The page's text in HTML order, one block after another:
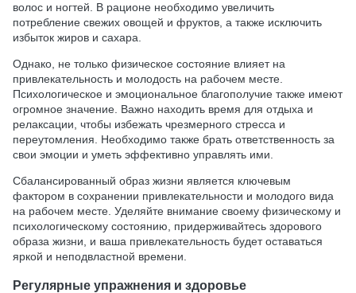
волос и ногтей. В рационе необходимо увеличить
потребление свежих овощей и фруктов, а также исключить
избыток жиров и сахара.
Однако, не только физическое состояние влияет на
привлекательность и молодость на рабочем месте.
Психологическое и эмоциональное благополучие также имеют
огромное значение. Важно находить время для отдыха и
релаксации, чтобы избежать чрезмерного стресса и
переутомления. Необходимо также брать ответственность за
свои эмоции и уметь эффективно управлять ими.
Сбалансированный образ жизни является ключевым
фактором в сохранении привлекательности и молодого вида
на рабочем месте. Уделяйте внимание своему физическому и
психологическому состоянию, придерживайтесь здорового
образа жизни, и ваша привлекательность будет оставаться
яркой и неподвластной времени.
Регулярные упражнения и здоровье